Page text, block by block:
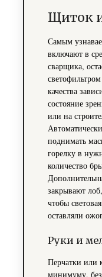
Щиток
Самым
включают в
сварщика,
качества
состояние
или на
поднимать
горелку в
количество
закрывают
чтобы
оставляли
Руки и
Перчатки или
минимуму, без